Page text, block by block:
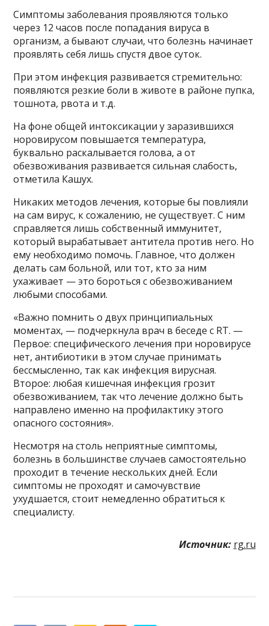
Симптомы заболевания проявляются только
через 12 часов после попадания вируса в
организм, а бывают случаи, что болезнь начинает
проявлять себя лишь спустя двое суток.
При этом инфекция развивается стремительно:
появляются резкие боли в животе в районе пупка,
тошнота, рвота и т.д.
На фоне общей интоксикации у заразившихся
норовирусом повышается температура,
буквально раскалывается голова, а от
обезвоживания развивается сильная слабость,
отметила Кашух.
Никаких методов лечения, которые бы повлияли
на сам вирус, к сожалению, не существует. С ним
справляется лишь собственный иммунитет,
который вырабатывает антитела против него. Но
ему необходимо помочь. Главное, что должен
делать сам больной, или тот, кто за ним
ухаживает — это бороться с обезвоживанием
любыми способами.
«Важно помнить о двух принципиальных
моментах, — подчеркнула врач в беседе с RT. —
Первое: специфического лечения при норовирусе
нет, антибиотики в этом случае принимать
бессмысленно, так как инфекция вирусная.
Второе: любая кишечная инфекция грозит
обезвоживанием, так что лечение должно быть
направлено именно на профилактику этого
опасного состояния».
Несмотря на столь неприятные симптомы,
болезнь в большинстве случаев самостоятельно
проходит в течение нескольких дней. Если
симптомы не проходят и самочувствие
ухудшается, стоит немедленно обратиться к
специалисту.
Источник: rg.ru